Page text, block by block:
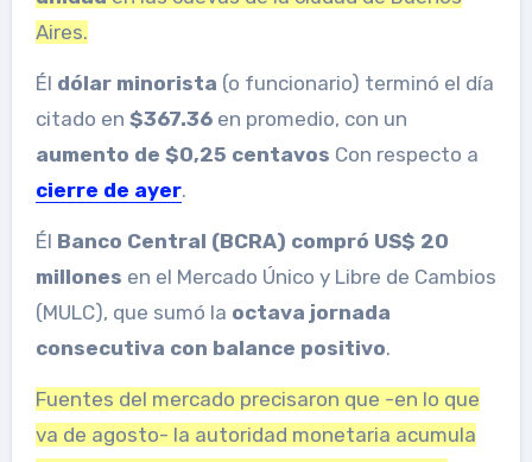
Aires.
Él dólar minorista (o funcionario) terminó el día
citado en $367.36 en promedio, con un
aumento de $0,25 centavos Con respecto a
cierre de ayer.
Él Banco Central (BCRA) compró US$ 20
millones en el Mercado Único y Libre de Cambios
(MULC), que sumó la octava jornada
consecutiva con balance positivo.
Fuentes del mercado precisaron que -en lo que
va de agosto- la autoridad monetaria acumula